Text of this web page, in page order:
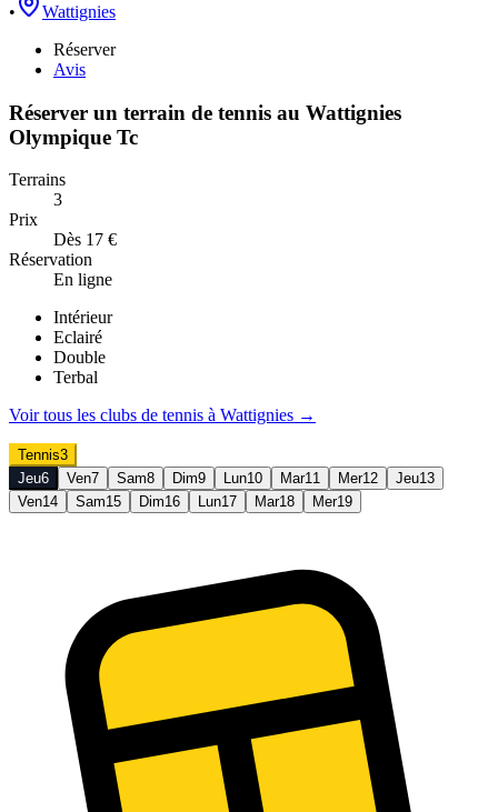
•
Wattignies
Réserver
Avis
Réserver un terrain de tennis au Wattignies
Olympique Tc
Terrains
3
Prix
Dès 17 €
Réservation
En ligne
Intérieur
Eclairé
Double
Terbal
Voir tous les clubs de tennis à Wattignies →
Tennis3
Jeu6 Ven7 Sam8 Dim9 Lun10 Mar11 Mer12 Jeu13
Ven14 Sam15 Dim16 Lun17 Mar18 Mer19